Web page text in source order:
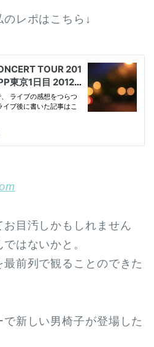
レポはこちら↓
お目汚しかもしれません
はないかと。
前列で観ることのできた
新しい男椅子が登場した